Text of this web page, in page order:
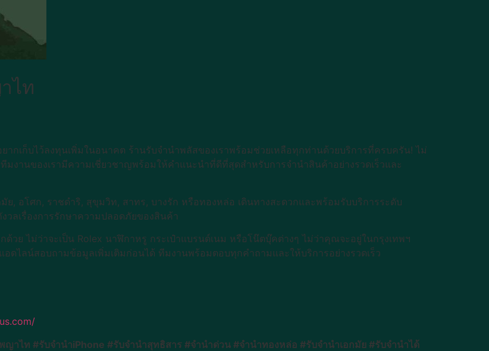
ไท
ากเก็บไว้ลงทุนเพิ่มในอนาคต ร้านรับจำนำพลัสของเราพร้อมช่วยเหลือทุกท่านด้วยบริการที่ครบครัน! ไม่
มงานของเรามีความเชี่ยวชาญพร้อมให้คำแนะนำที่ดีที่สุดสำหรับการจำนำสินค้าอย่างรวดเร็วและ
, อโศก, ราชดำริ, สุขุมวิท, สาทร, บางรัก หรือทองหล่อ เดินทางสะดวกและพร้อมรับบริการระดับ
วลเรื่องการรักษาความปลอดภัยของสินค้า
วย ไม่ว่าจะเป็น Rolex นาฬิกาหรู กระเป๋าแบรนด์เนม หรือโน๊ตบุ๊คต่างๆ ไม่ว่าคุณจะอยู่ในกรุงเทพฯ
อดไลน์สอบถามข้อมูลเพิ่มเติมก่อนได้ ทีมงานพร้อมตอบทุกคำถามและให้บริการอย่างรวดเร็ว
าไท #รับจำนำiPhone #รับจำนำสุทธิสาร #จำนำด่วน #จำนำทองหล่อ #รับจำนำเอกมัย #รับจำนำได้